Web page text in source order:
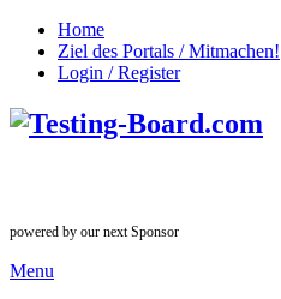
Home
Ziel des Portals / Mitmachen!
Login / Register
powered by our next Sponsor
Menu